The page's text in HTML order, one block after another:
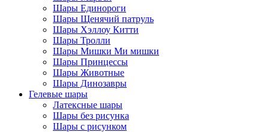
Шары Единороги
Шары Щенячий патруль
Шары Хэллоу Китти
Шары Тролли
Шары Мишки Ми мишки
Шары Принцессы
Шары Животные
Шары Динозавры
Гелевые шары
Латексные шары
Шары без рисунка
Шары с рисунком